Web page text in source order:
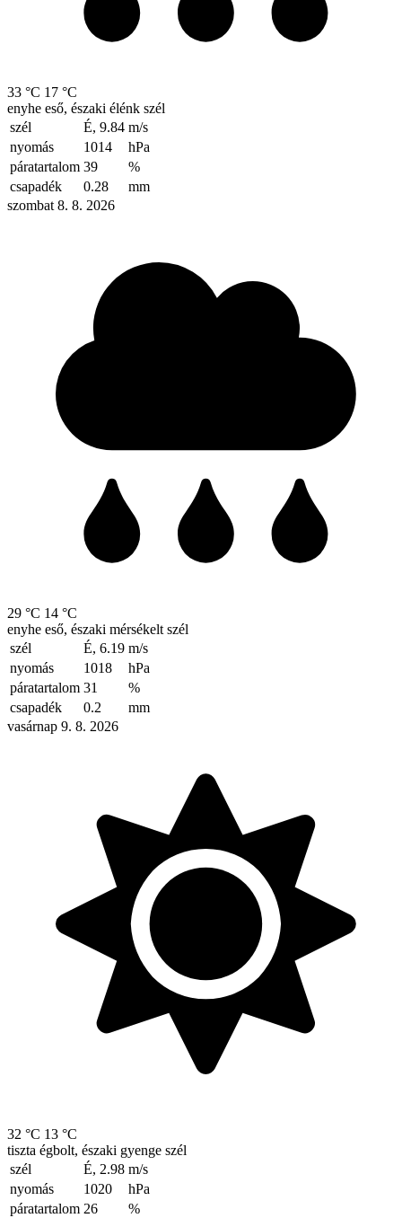
33 °C 17 °C
enyhe eső, északi élénk szél
szél
É, 9.84 m/s
nyomás
1014
hPa
páratartalom 39
%
csapadék
0.28
mm
szombat 8. 8. 2026
29 °C 14 °C
enyhe eső, északi mérsékelt szél
szél
É, 6.19 m/s
nyomás
1018
hPa
páratartalom 31
%
csapadék
0.2
mm
vasárnap 9. 8. 2026
32 °C 13 °C
tiszta égbolt, északi gyenge szél
szél
É, 2.98 m/s
nyomás
1020
hPa
páratartalom 26 %